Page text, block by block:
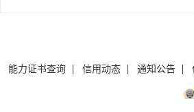
能力证书查询 信用动态 通知公告